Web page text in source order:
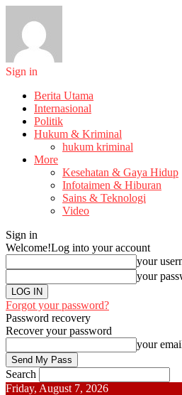
Sign in
Berita Utama
Internasional
Politik
Hukum & Kriminal
hukum kriminal
More
Kesehatan & Gaya Hidup
Infotaimen & Hiburan
Sains & Teknologi
Video
Sign in
Welcome!Log into your account
your
your
Forgot your password?
Password recovery
Recover your password
your
Search
Friday, August 7, 2026